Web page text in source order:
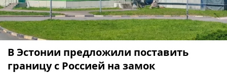
В Эстонии предложили поставить
границу с Россией на замок